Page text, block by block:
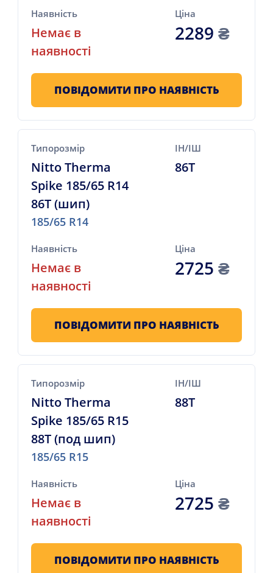
Наявність
Немає в
наявності
Ціна
2289₴
ПОВІДОМИТИ ПРО НАЯВНІСТЬ
Типорозмір
Nitto Therma
Spike 185/65 R14
86T (шип)
185/65 R14
ІН/ІШ
86T
Наявність
Немає в
наявності
Ціна
2725₴
ПОВІДОМИТИ ПРО НАЯВНІСТЬ
Типорозмір
Nitto Therma
Spike 185/65 R15
88T (под шип)
185/65 R15
ІН/ІШ
88T
Наявність
Немає в
наявності
Ціна
2725₴
ПОВІДОМИТИ ПРО НАЯВНІСТЬ